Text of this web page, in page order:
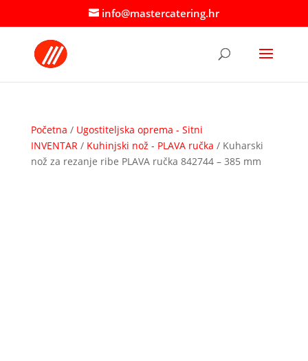
info@mastercatering.hr
Početna / Ugostiteljska oprema - Sitni
INVENTAR / Kuhinjski nož - PLAVA ručka / Kuharski
nož za rezanje ribe PLAVA ručka 842744 – 385 mm